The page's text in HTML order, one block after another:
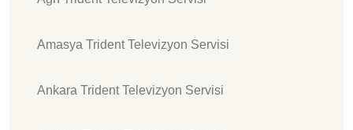
Amasya Trident Televizyon Servisi
Ankara Trident Televizyon Servisi